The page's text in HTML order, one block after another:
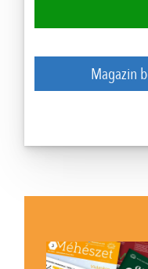
Magazin